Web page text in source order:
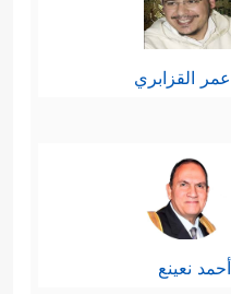
عمر القزابري
أحمد نعينع